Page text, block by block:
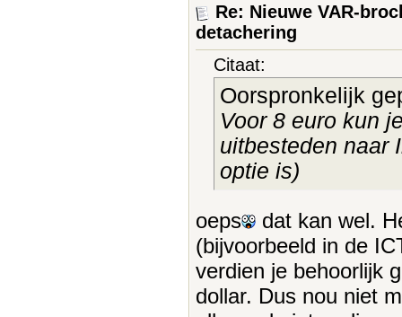
Re: Nieuwe VAR-
detachering
Citaat:
Oorspronkelijk
Voor 8 euro kun
uitbesteden naar
optie is)
oeps
dat kan wel.
(bijvoorbeeld in de
verdien je behoorlijk
dollar. Dus nou niet